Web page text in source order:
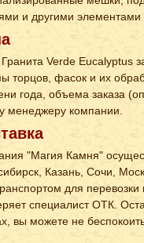
и другими элементами
Verde Eucalyptus
торцов, фасок и их
года, объема заказа
менеджеру компании.
"Магия Камня"
Казань, Сочи,
для
специалист ОТК.
вы можете не